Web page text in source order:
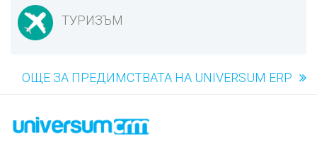
ТУРИЗЪМ
ОЩЕ ЗА ПРЕДИМСТВАТА НА UNIVERSUM ERP